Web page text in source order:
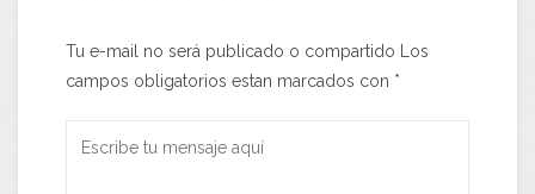
Tu e-mail no será publicado o compartido Los
campos obligatorios estan marcados con *